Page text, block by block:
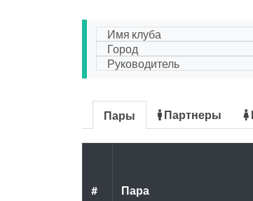
Имя клуба
Город
Руководитель
Пары Партнеры
# Пара